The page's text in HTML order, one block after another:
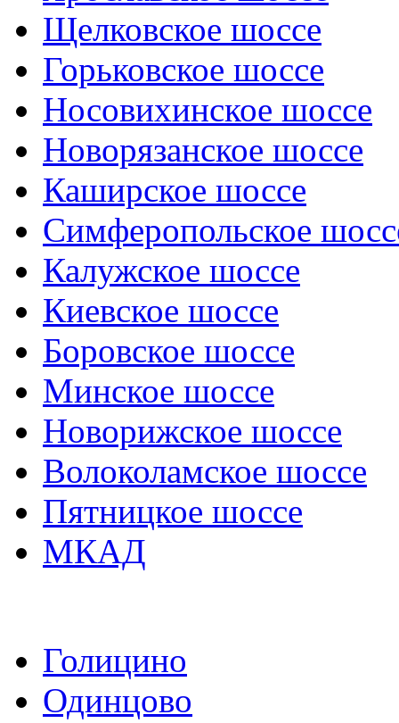
Щелковское шоссе
Горьковское шоссе
Носовихинское шоссе
Новорязанское шоссе
Каширское шоссе
Симферопольское
Калужское шоссе
Киевское шоссе
Боровское шоссе
Минское шоссе
Новорижское шоссе
Волоколамское шоссе
Пятницкое шоссе
МКАД
Голицино
Одинцово